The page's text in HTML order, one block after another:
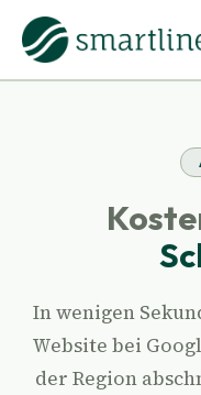
In wenigen
Website bei
der Region